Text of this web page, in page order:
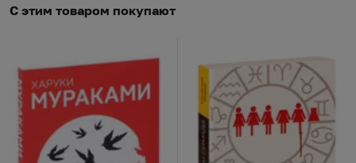
С этим товаром покупают